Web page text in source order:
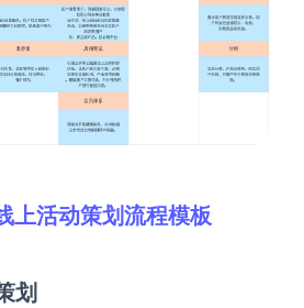
上活动策划流程模板
划